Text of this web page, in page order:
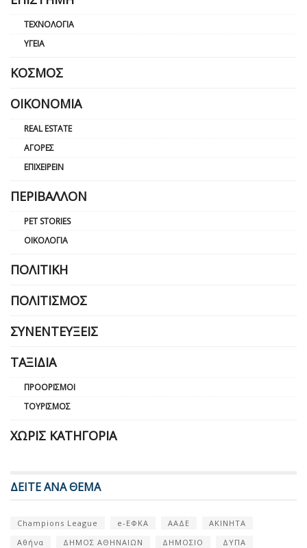
ΤΕΧΝΟΛΟΓΊΑ
ΥΓΕΊΑ
ΚΌΣΜΟΣ
ΟΙΚΟΝΟΜΊΑ
REAL ESTATE
ΑΓΟΡΈΣ
ΕΠΙΧΕΙΡΕΊΝ
ΠΕΡΙΒΆΛΛΟΝ
PET STORIES
ΟΙΚΟΛΟΓΊΑ
ΠΟΛΙΤΙΚΉ
ΠΟΛΙΤΙΣΜΌΣ
ΣΥΝΕΝΤΕΎΞΕΙΣ
ΤΑΞΊΔΙΑ
ΠΡΟΟΡΙΣΜΟΊ
ΤΟΥΡΙΣΜΌΣ
ΧΩΡΊΣ ΚΑΤΗΓΟΡΊΑ
ΔΕΙΤΕ ΑΝΑ ΘΕΜΑ
Champions League e-ΕΦΚΑ ΑΑΔΕ
ΑΚΙΝΗΤΑ
Αθήνα
ΔΗΜΟΣ ΑΘΗΝΑΙΩΝ ΔΗΜΟΣΙΟ
ΔΥΠΑ